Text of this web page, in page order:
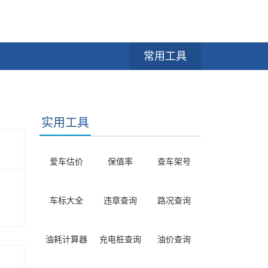
常用工具
实用工具
爱车估价 保值率 查车架号
车标大全 违章查询 路况查询
油耗计算器 充电桩查询 油价查询